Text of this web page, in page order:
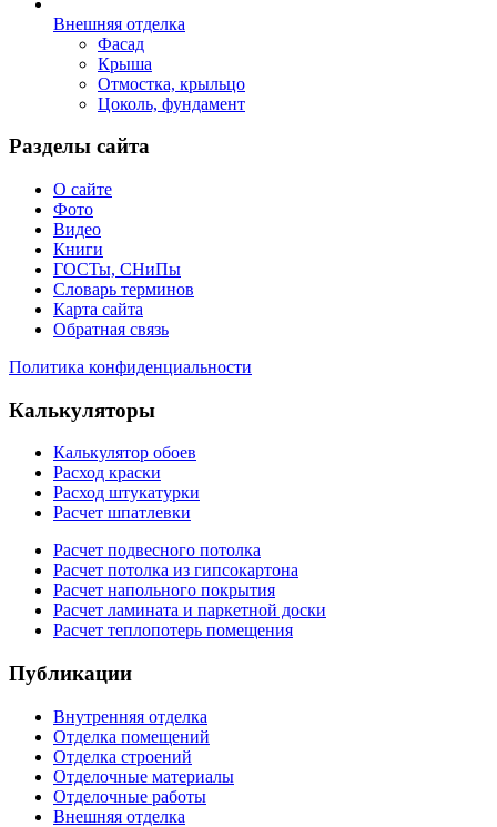
Внешняя отделка
Фасад
Крыша
Отмостка, крыльцо
Цоколь, фундамент
Разделы сайта
О сайте
Фото
Видео
Книги
ГОСТы, СНиПы
Словарь терминов
Карта сайта
Обратная связь
Политика конфиденциальности
Калькуляторы
Калькулятор обоев
Расход краски
Расход штукатурки
Расчет шпатлевки
Расчет подвесного потолка
Расчет потолка из гипсокартона
Расчет напольного покрытия
Расчет ламината и паркетной доски
Расчет теплопотерь помещения
Публикации
Внутренняя отделка
Отделка помещений
Отделка строений
Отделочные материалы
Отделочные работы
Внешняя отделка